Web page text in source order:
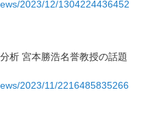
2023/12/1304224436452
析 宮本勝浩名誉教授の話題
2023/11/2216485835266